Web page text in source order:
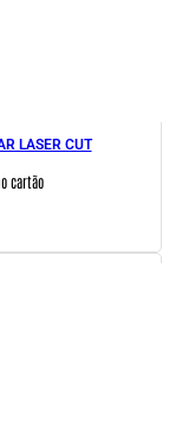
LASER CUT
cartão